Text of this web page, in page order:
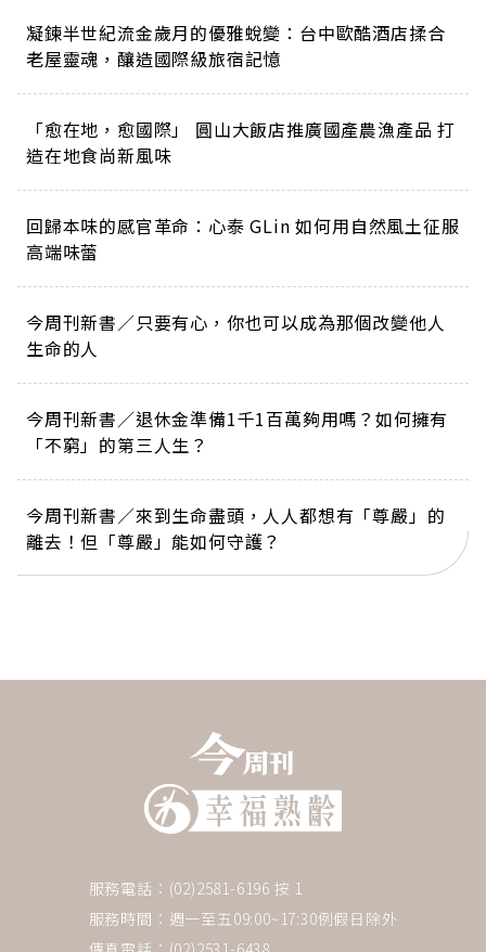
凝鍊半世紀流金歲月的優雅蛻變：台中歐酷酒店揉合
老屋靈魂，釀造國際級旅宿記憶
「愈在地，愈國際」 圓山大飯店推廣國產農漁產品 打
造在地食尚新風味
回歸本味的感官革命：心泰 GLin 如何用自然風土征服
高端味蕾
今周刊新書／只要有心，你也可以成為那個改變他人
生命的人
今周刊新書／退休金準備1千1百萬夠用嗎？如何擁有
「不窮」的第三人生？
今周刊新書／來到生命盡頭，人人都想有「尊嚴」的
離去！但「尊嚴」能如何守護？
服務電話：(02)2581-6196 按 1
服務時間：週一至五09:00~17:30例假日除外